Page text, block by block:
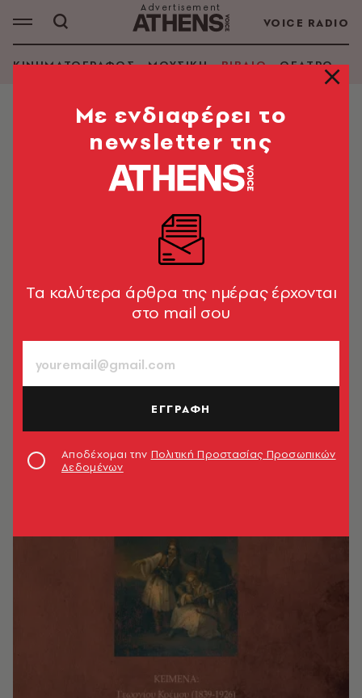
VOICE RADIO
ΚΙΝΗΜΑΤΟΓΡΑΦΟΣ ΜΟΥΣΙΚΗ ΒΙΒΛΙΟ ΘΕΑΤΡΟ -
ΓΙΩΡΓΗΣ ΕΞΑΡΧΟΣ
ΑΝΑΖΗΤΗΣΗ ΒΙΒΛΙΟΥ
Mε ενδιαφέρει το
newsletter της
Tα καλύτερα άρθρα της ημέρας έρχονται
στο mail σου
ΕΓΓΡΑΦΗ
Αποδέχομαι την Πολιτική Προστασίας Προσωπικών
Δεδομένων